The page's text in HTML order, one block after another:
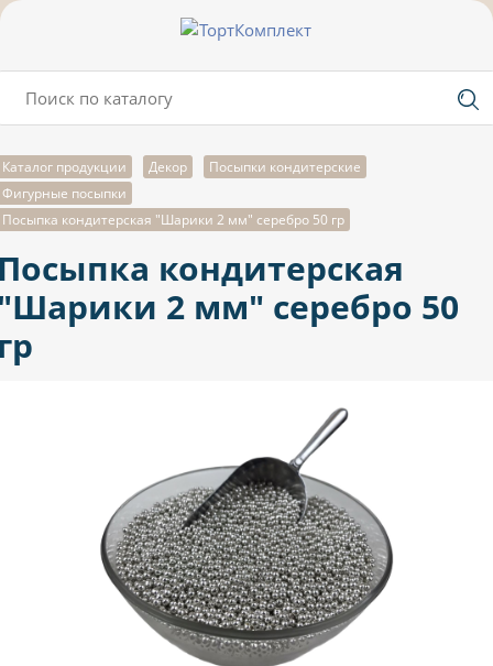
Каталог продукции Декор
Посыпки кондитерские
Фигурные посыпки
Посыпка кондитерская "Шарики 2 мм" серебро 50 гр
кондитерская
2 мм" серебро 50